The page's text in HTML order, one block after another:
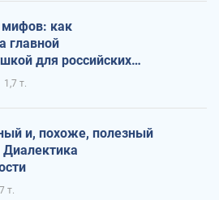
мифов: как
главной
для российских
1,7 т.
и, похоже, полезный
т.